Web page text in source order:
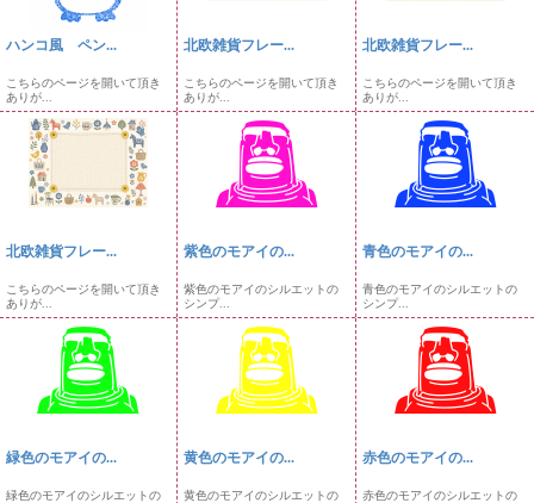
ハンコ風 ペン...
こちらのページを開いて頂き
ありが...
北欧雑貨フレー...
こちらのページを開いて頂き
ありが...
北欧雑貨フレー...
こちらのページを開いて頂き
ありが...
北欧雑貨フレー...
こちらのページを開いて頂き
ありが...
紫色のモアイの...
紫色のモアイのシルエットの
シンプ...
青色のモアイの...
青色のモアイのシルエットの
シンプ...
緑色のモアイの...
緑色のモアイのシルエットの
黄色のモアイの...
黄色のモアイのシルエットの
赤色のモアイの...
赤色のモアイのシルエットの